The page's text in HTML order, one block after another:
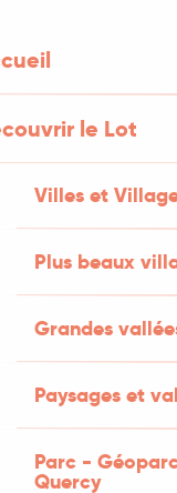
le Lot
Villes et
Plus beaux
Grandes
Paysages et
Parc -
Quercy
Ségala à
FLEURS PLANTES
46210 Sénaillac-